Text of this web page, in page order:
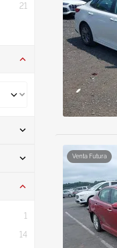
21
38
1
14
Venta Futura